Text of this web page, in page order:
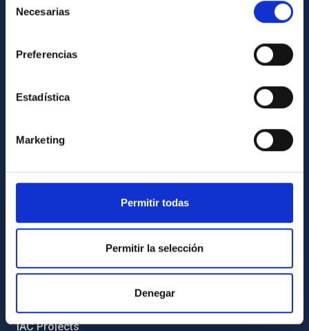
Necesarias
Preferencias
Estadística
Marketing
Permitir todas
Permitir la selección
Denegar
How to get to the IAC
Library
Legislation
Code of ethics and anti-fraud policy
Gender equality and diversity
Environment and Sustainability
IAC Projects